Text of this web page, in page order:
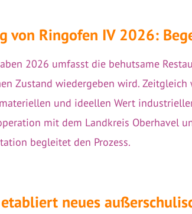
von Ringofen IV 2026:
2026 umfasst die behutsame
Zustand wiedergeben wird. Zeitgleich
und ideellen Wert
mit dem Landkreis Oberhavel
begleitet den Prozess.
neues